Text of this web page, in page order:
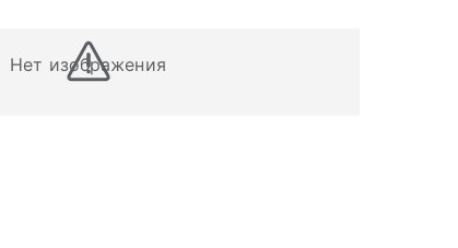
Нет изображения